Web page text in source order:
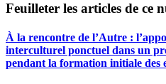
Feuilleter les articles de ce
À la rencontre de l’Autre :
interculturel ponctuel dans un
pendant la formation initiale des